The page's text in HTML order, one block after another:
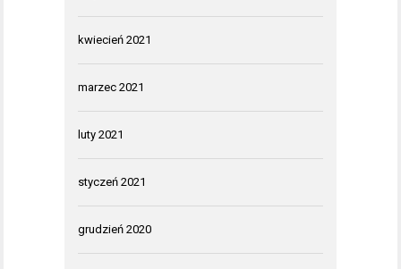
kwiecień 2021
marzec 2021
luty 2021
styczeń 2021
grudzień 2020